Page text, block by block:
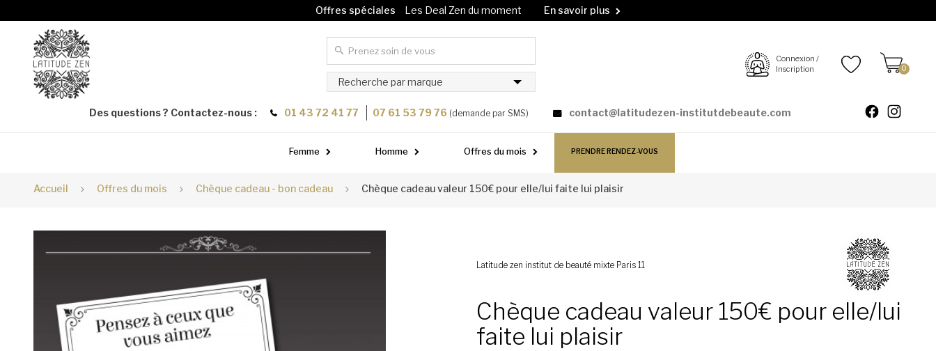
Offres spéciales Les Deal Zen du moment
En savoir plus
Des questions ? Contactez-nous : 01 43 72 41 77 07 61 53 79 76 (demande par SMS) contact@latitudezen-institutdebeaute.com
Recherche par marque
Connexion /
Inscription
0
Femme Homme Offres du mois PRENDRE RENDEZ-VOUS
Accueil Offres du mois Chèque cadeau - bon cadeau Chèque cadeau valeur 150€ pour elle/lui faite lui plaisir
Latitude zen institut de beauté mixte Paris 11
Chèque cadeau valeur 150€ pour elle/lui
faite lui plaisir